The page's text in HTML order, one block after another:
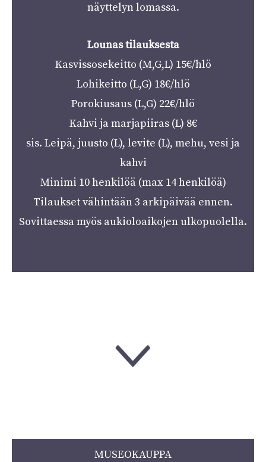
näyttelyn lomassa.
Lounas tilauksesta
Kasvissosekeitto (M,G,L) 15€/hlö
Lohikeitto (L,G) 18€/hlö
Porokiusaus (L,G) 22€/hlö
Kahvi ja marjapiiras (L) 8€
sis. Leipä, juusto (L), levite (L), mehu, vesi ja
kahvi
Minimi 10 henkilöä (max 14 henkilöä)
Tilaukset vähintään 3 arkipäivää ennen.
Sovittaessa myös aukioloaikojen ulkopuolella.
MUSEOKAUPPA